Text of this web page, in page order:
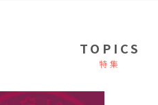
TOPICS
特集